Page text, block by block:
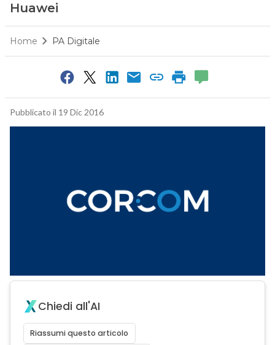
Huawei
Home PA Digitale
Pubblicato il 19 Dic 2016
Chiedi all'AI
Riassumi questo articolo